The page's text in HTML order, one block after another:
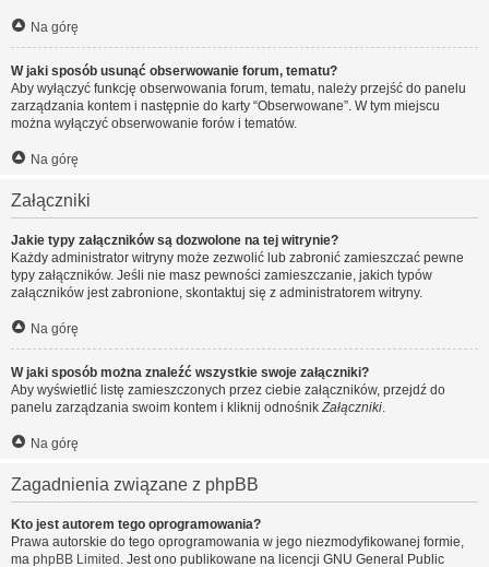
Na górę
W jaki sposób usunąć obserwowanie forum, tematu?
Aby wyłączyć funkcję obserwowania forum, tematu, należy przejść do panelu
zarządzania kontem i następnie do karty “Obserwowane”. W tym miejscu
można wyłączyć obserwowanie forów i tematów.
Na górę
Załączniki
Jakie typy załączników są dozwolone na tej witrynie?
Każdy administrator witryny może zezwolić lub zabronić zamieszczać pewne
typy załączników. Jeśli nie masz pewności zamieszczanie, jakich typów
załączników jest zabronione, skontaktuj się z administratorem witryny.
Na górę
W jaki sposób można znaleźć wszystkie swoje załączniki?
Aby wyświetlić listę zamieszczonych przez ciebie załączników, przejdź do
panelu zarządzania swoim kontem i kliknij odnośnikZałączniki.
Na górę
Zagadnienia związane z phpBB
Kto jest autorem tego oprogramowania?
Prawa autorskie do tego oprogramowania w jego niezmodyfikowanej formie,
ma phpBB Limited . Jest ono publikowane na licencji GNU General Public